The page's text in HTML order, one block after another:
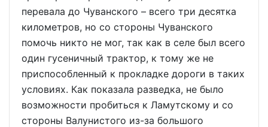
перевала до Чуванского – всего три десятка
километров, но со стороны Чуванского
помочь никто не мог, так как в селе был всего
один гусеничный трактор, к тому же не
приспособленный к прокладке дороги в таких
условиях. Как показала разведка, не было
возможности пробиться к Ламутскому и со
стороны Валунистого из-за большого